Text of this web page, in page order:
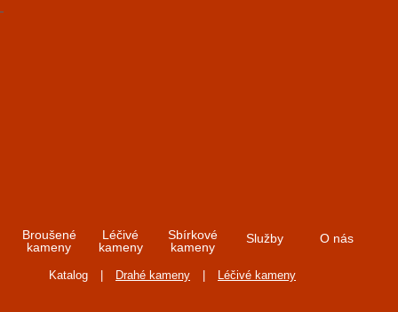
Broušené
kameny
Léčivé
kameny
Sbírkové
kameny
Služby O nás
Katalog Drahé kameny Léčivé kameny